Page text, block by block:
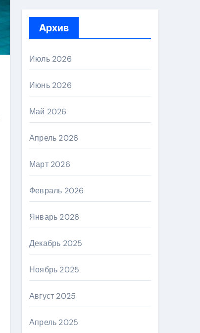
Архив
Июль 2026
Июнь 2026
Май 2026
Апрель 2026
Март 2026
Февраль 2026
Январь 2026
Декабрь 2025
Ноябрь 2025
Август 2025
Апрель 2025